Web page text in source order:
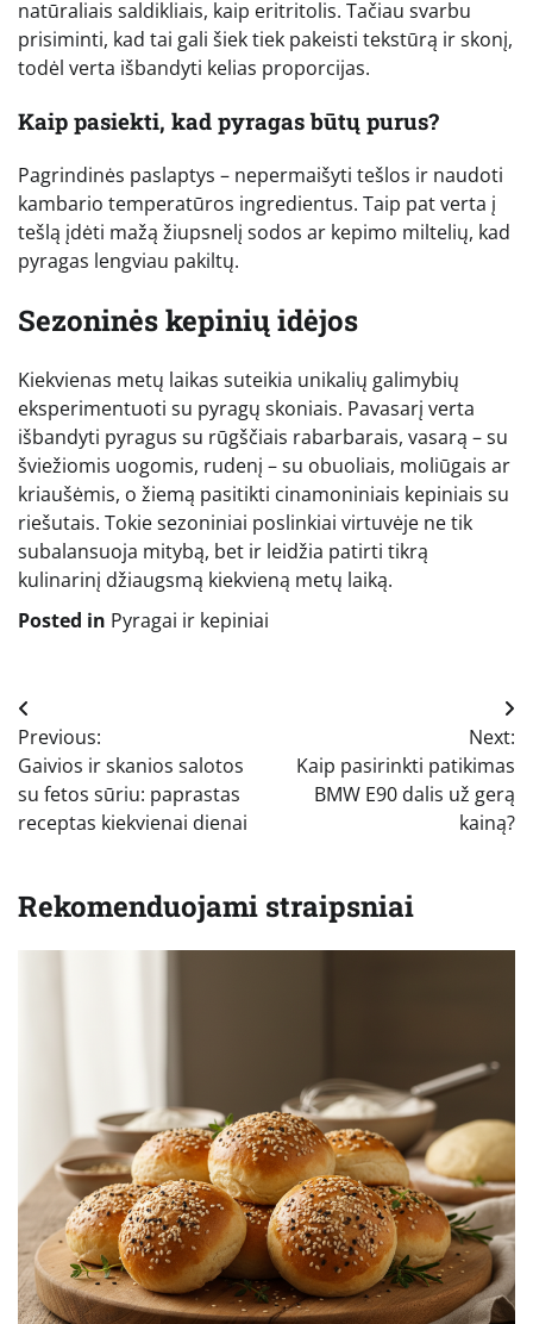
natūraliais saldikliais, kaip eritritolis. Tačiau svarbu
prisiminti, kad tai gali šiek tiek pakeisti tekstūrą ir skonį,
todėl verta išbandyti kelias proporcijas.
Kaip pasiekti, kad pyragas būtų purus?
Pagrindinės paslaptys – nepermaišyti tešlos ir naudoti
kambario temperatūros ingredientus. Taip pat verta į
tešlą įdėti mažą žiupsnelį sodos ar kepimo miltelių, kad
pyragas lengviau pakiltų.
Sezoninės kepinių idėjos
Kiekvienas metų laikas suteikia unikalių galimybių
eksperimentuoti su pyragų skoniais. Pavasarį verta
išbandyti pyragus su rūgščiais rabarbarais, vasarą – su
šviežiomis uogomis, rudenį – su obuoliais, moliūgais ar
kriaušėmis, o žiemą pasitikti cinamoniniais kepiniais su
riešutais. Tokie sezoniniai poslinkiai virtuvėje ne tik
subalansuoja mitybą, bet ir leidžia patirti tikrą
kulinarinį džiaugsmą kiekvieną metų laiką.
Posted in Pyragai ir kepiniai
Navigacija
tarp
įrašų
Previous:
Gaivios ir skanios salotos
su fetos sūriu: paprastas
receptas kiekvienai dienai
Next:
Kaip pasirinkti patikimas
BMW E90 dalis už gerą
kainą?
Rekomenduojami straipsniai